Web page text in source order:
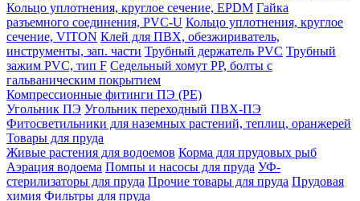
Кольцо уплотнения, круглое сечение, EPDM Гайка
разъемного соединения, PVC-U Кольцо уплотнения, круглое
сечение, VITON Клей для ПВХ, обезжириватель,
инструменты, зап. части Трубный держатель PVC Трубный
зажим PVC, тип F Седельный хомут PP, болты с
гальваническим покрытием
Компрессионные фитинги ПЭ (PE)
Угольник ПЭ Угольник переходный ПВХ-ПЭ
Фитосветильники для наземных растений, теплиц, оранжерей
Товары для пруда
Живые растения для водоемов Корма для прудовых рыб
Аэрация водоема Помпы и насосы для пруда УФ-
стерилизаторы для пруда Прочие товары для пруда Прудовая
химия Фильтры для пруда